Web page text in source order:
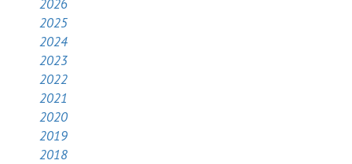
2026
2025
2024
2023
2022
2021
2020
2019
2018